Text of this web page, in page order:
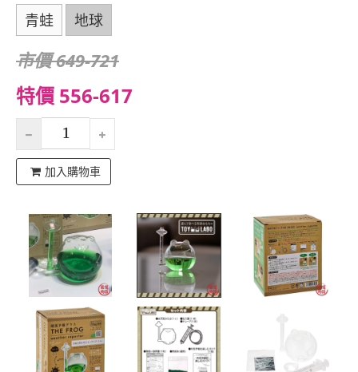
青蛙 地球
市價 649-721
特價 556-617
加入購物車